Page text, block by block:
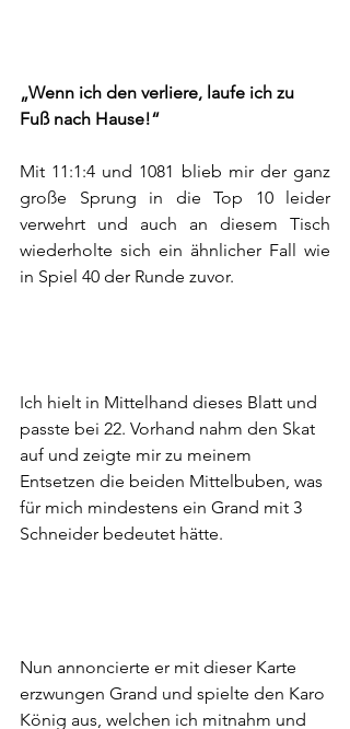
„Wenn ich den verliere, laufe ich zu
Fuß nach Hause!“
Mit 11:1:4 und 1081 blieb mir der ganz
große Sprung in die Top 10 leider
verwehrt und auch an diesem Tisch
wiederholte sich ein ähnlicher Fall wie
in Spiel 40 der Runde zuvor.
Ich hielt in Mittelhand dieses Blatt und
passte bei 22. Vorhand nahm den Skat
auf und zeigte mir zu meinem
Entsetzen die beiden Mittelbuben, was
für mich mindestens ein Grand mit 3
Schneider bedeutet hätte.
Nun annoncierte er mit dieser Karte
erzwungen Grand und spielte den Karo
König aus, welchen ich mitnahm und